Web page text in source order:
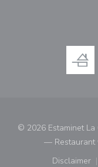
© 2026 Estaminet La
— Restaurant
Disclaimer